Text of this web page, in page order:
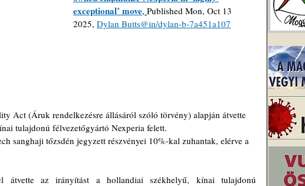
exceptional’ move, Published Mon, Oct 13
2025, Dylan Butts@in/dylan-b-7a451a107
Act (Áruk rendelkezésre állásáról szóló törvény) alapján átvette
tulajdonú félvezetőgyártó Nexperia felett.
sanghaji tőzsdén jegyzett részvényei 10%-kal zuhantak, elérve a
átvette az irányítást a hollandiai székhelyű, kínai tulajdonú